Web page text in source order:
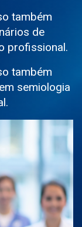
também
de
profissional.
também
semiologia